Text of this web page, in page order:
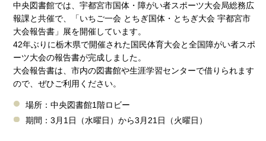
中央図書館では、宇都宮市国体・障がい者スポーツ大会局総務広
報課と共催で、「いちご一会 とちぎ国体・とちぎ大会 宇都宮市
大会報告書」展を開催しています。
42年ぶりに栃木県で開催された国民体育大会と全国障がい者スポ
ーツ大会の報告書が完成しました。
大会報告書は、市内の図書館や生涯学習センターで借りられます
ので、ぜひご利用ください。
場所：中央図書館1階ロビー
期間：3月1日（水曜日）から3月21日（火曜日）